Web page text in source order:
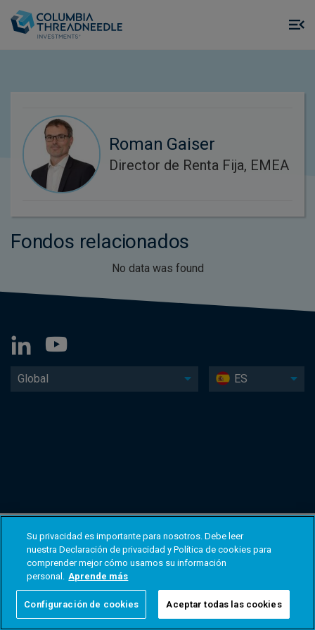
Roman Gaiser
Director de Renta Fija, EMEA
Fondos relacionados
No data was found
Global ES
Su privacidad es importante para nosotros. Debe leer
nuestra Declaración de privacidad y Política de cookies para
comprender mejor cómo usamos su información
personal. Aprende más
Configuración de cookies Aceptar todas las cookies